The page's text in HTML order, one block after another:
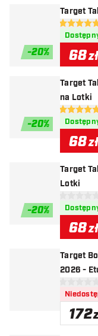
-20%
Target
5 gwiazdki
68
-20%
Target
na Lotki
5 gwiazdki
68
-20%
Target
Lotki
0 gwiazdki
68
Target
2026 -
0 gwiazdki
172